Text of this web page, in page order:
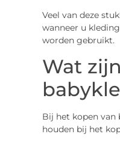
Veel van deze
wanneer u
worden gebruikt.
Wat
Bij het kopen van
houden bij het